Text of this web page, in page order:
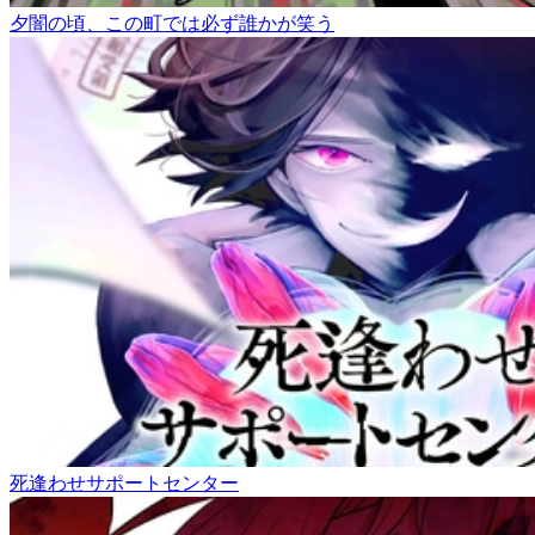
夕闇の頃、この町では必ず誰かが笑う
死逢わせサポートセンター